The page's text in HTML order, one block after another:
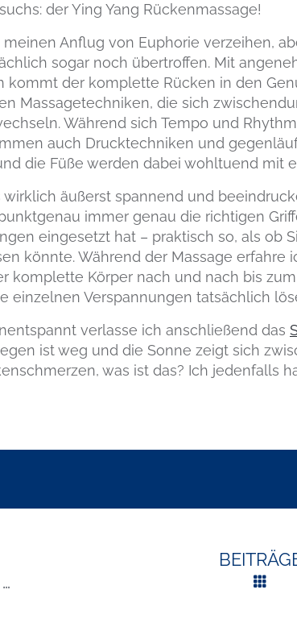
der Ying Yang Rückenmassage!
Anflug von Euphorie verzeihen,
sogar noch übertroffen. Mit
kommt der komplette Rücken in den
Massagetechniken, die sich
Während sich Tempo und
auch Drucktechniken und
die Füße werden dabei wohltuend mit
wirklich äußerst spannend und
immer genau die richtigen
eingesetzt hat – praktisch so, als ob
könnte. Während der Massage
komplette Körper nach und nach bis
einzelnen Verspannungen tatsächlich
verlasse ich anschließend das
ist weg und die Sonne zeigt sich
was ist das? Ich jedenfalls